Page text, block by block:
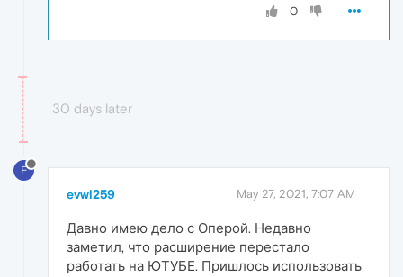
0
30 days later
E
evwl259 May 27, 2021, 7:07 AM
Давно имею дело с Оперой. Недавно
заметил, что расширение перестало
работать на ЮТУБЕ. Пришлось использовать